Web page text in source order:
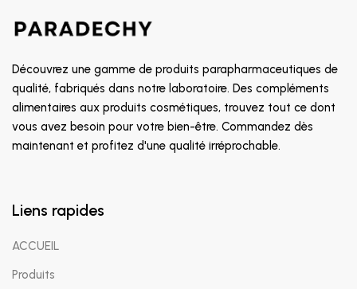
Découvrez une gamme de produits parapharmaceutiques de
qualité, fabriqués dans notre laboratoire. Des compléments
alimentaires aux produits cosmétiques, trouvez tout ce dont
vous avez besoin pour votre bien-être. Commandez dès
maintenant et profitez d'une qualité irréprochable.
Liens rapides
ACCUEIL
Produits